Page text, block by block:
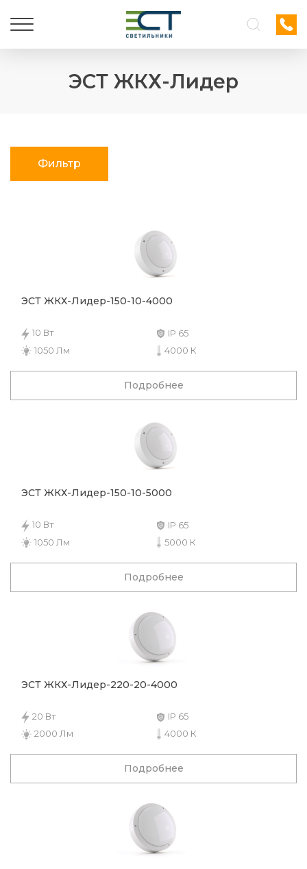
ЭСТ ЖКХ-Лидер
Фильтр
ЭСТ ЖКХ-Лидер-150-10-4000
10 Вт
IP 65
1050 Лм
4000 К
Подробнее
ЭСТ ЖКХ-Лидер-150-10-5000
10 Вт
IP 65
1050 Лм
5000 К
Подробнее
ЭСТ ЖКХ-Лидер-220-20-4000
20 Вт
IP 65
2000 Лм
4000 К
Подробнее